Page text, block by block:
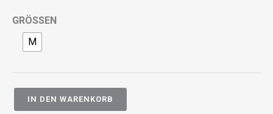
GRÖSSEN
M
IN DEN WARENKORB